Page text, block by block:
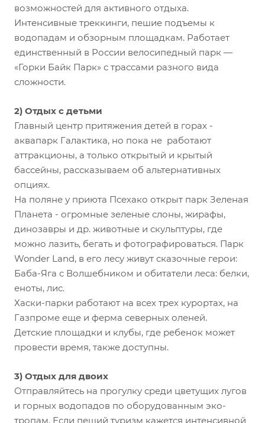
возможностей для активного отдыха.
Интенсивные треккинги, пешие подъемы к
водопадам и обзорным площадкам. Работает
единственный в России велосипедный парк —
«Горки Байк Парк» с трассами разного вида
сложности.
2) Отдых с детьми
Главный центр притяжения детей в горах -
аквапарк Галактика, но пока не работают
аттракционы, а только открытый и крытый
бассейны, рассказываем об альтернативных
опциях.
На поляне у приюта Псехако открыт парк Зеленая
Планета - огромные зеленые слоны, жирафы,
динозавры и др. животные и скульптуры, где
можно лазить, бегать и фотографироваться. Парк
Wonder Land, в его лесу живут сказочные герои:
Баба-Яга с Волшебником и обитатели леса: белки,
еноты, лис.
Хаски-парки работают на всех трех курортах, на
Газпроме еще и ферма северных оленей.
Детские площадки и клубы, где ребенок может
провести время, также доступны.
3) Отдых для двоих
Отправляйтесь на прогулку среди цветущих лугов
и горных водопадов по оборудованным эко-
тропам. Если пеший туризм кажется интенсивной